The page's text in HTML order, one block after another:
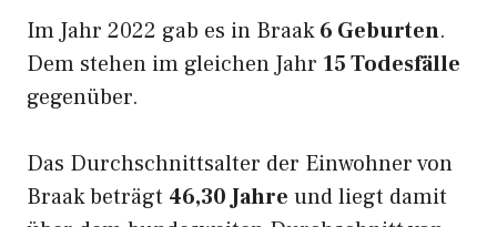
Im Jahr 2022 gab es in Braak6 Geburten.
Dem stehen im gleichen Jahr 15 Todesfälle
gegenüber.
Das Durchschnittsalter der Einwohner von
Braak beträgt 46,30 Jahre und liegt damit